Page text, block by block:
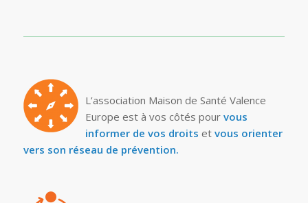
L’association Maison de Santé Valence
Europe est à vos côtés pour vous
informer de vos droits et vous orienter
vers son réseau de prévention.